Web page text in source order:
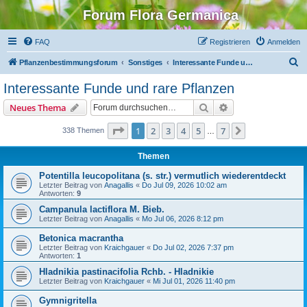
Forum Flora Germanica
FAQ Anmelden
Registrieren
Pflanzenbestimmungsforum Sonstiges Interessante Funde und rare Pflanzen
Interessante Funde und rare Pflanzen
Neues Thema Suche
338 Themen Seite 1von
1 2 3 4 5 7
Themen
Potentilla leucopolitana (s. str.) vermutlich wiederentdeckt
Letzter Beitrag von Anagallis « Do Jul 09, 2026 10:02 am
Antworten: 9
Campanula lactiflora M. Bieb.
Letzter Beitrag von Anagallis « Mo Jul 06, 2026 8:12 pm
Betonica macrantha
Letzter Beitrag von Kraichgauer « Do Jul 02, 2026 7:37 pm
Antworten: 1
Hladnikia pastinacifolia Rchb. - Hladnikie
Letzter Beitrag von Kraichgauer « Mi Jul 01, 2026 11:40 pm
Gymnigritella